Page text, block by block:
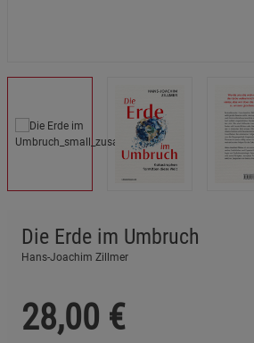
Die Erde im Umbruch
Hans-Joachim Zillmer
28,00 €